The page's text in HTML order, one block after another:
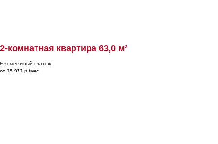
2-комнатная квартира 63,0 м²
Ежемесячный платеж
от 35 973 р./мес